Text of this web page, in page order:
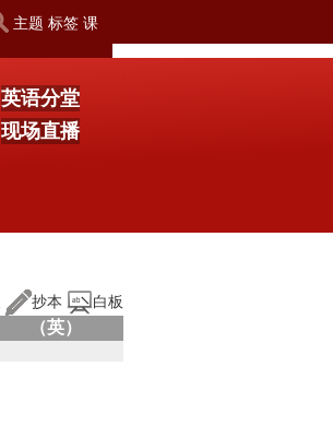
主题 标签 课
英语分堂
现场直播
抄本 白板
（英）